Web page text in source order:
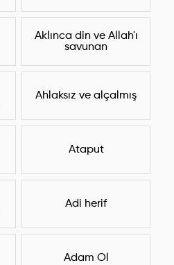
Aklınca din ve Allah'ı
savunan
Ahlaksız ve alçalmış
Ataput
Adi herif
Adam Ol